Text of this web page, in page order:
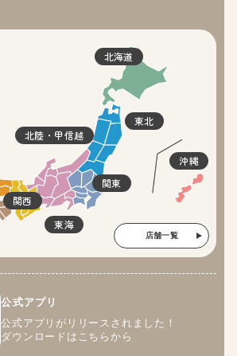
北海道
東北
関東
北陸・甲信越
東海
関西
沖縄
店舗一覧
公式アプリ
公式アプリがリリースされました！
ダウンロードはこちらから